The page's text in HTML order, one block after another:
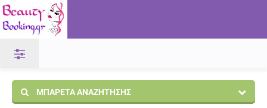
ΜΠΑΡΈΤΑ ΑΝΑΖΉΤΗΣΗΣ